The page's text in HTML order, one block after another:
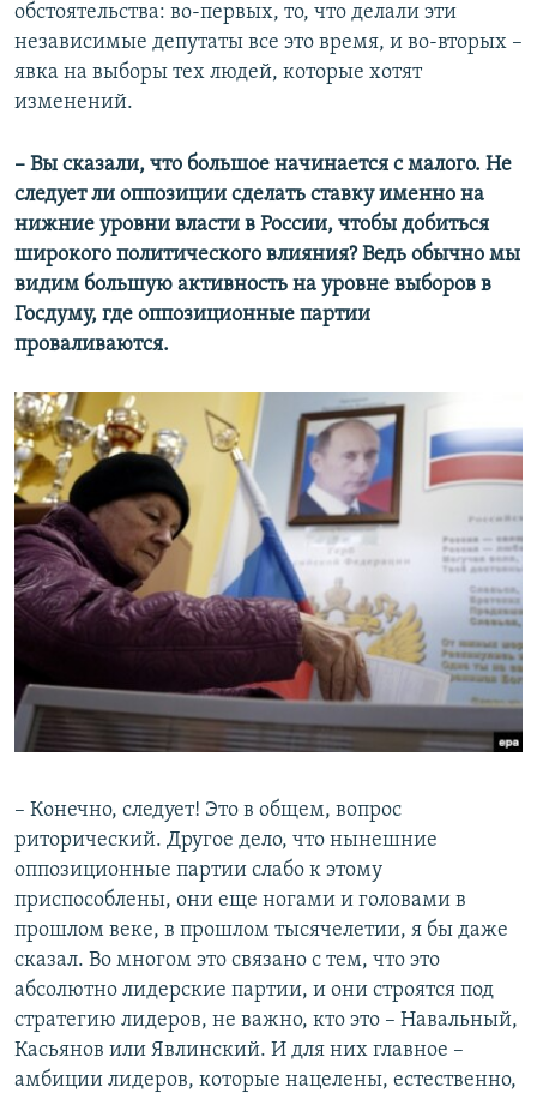
обстоятельства: во-первых, то, что делали эти
независимые депутаты все это время, и во-вторых –
явка на выборы тех людей, которые хотят
изменений.
–​ Вы сказали, что большое начинается с малого. Не
следует ли оппозиции сделать ставку именно на
нижние уровни власти в России, чтобы добиться
широкого политического влияния? Ведь обычно мы
видим большую активность на уровне выборов в
Госдуму, где оппозиционные партии
проваливаются.
​– Конечно, следует! Это в общем, вопрос
риторический. Другое дело, что нынешние
оппозиционные партии слабо к этому
приспособлены, они еще ногами и головами в
прошлом веке, в прошлом тысячелетии, я бы даже
сказал. Во многом это связано с тем, что это
абсолютно лидерские партии, и они строятся под
стратегию лидеров, не важно, кто это – Навальный,
Касьянов или Явлинский. И для них главное –
амбиции лидеров, которые нацелены, естественно,